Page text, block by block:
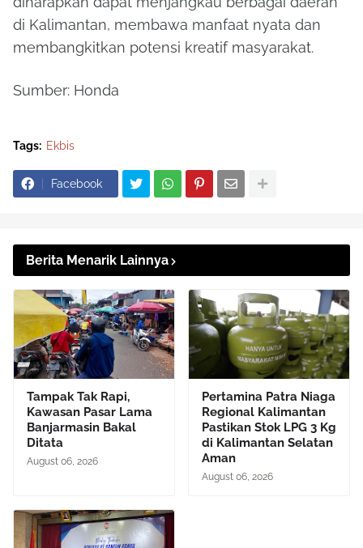
di Kalimantan, membawa manfaat nyata dan
membangkitkan potensi kreatif masyarakat.
Sumber: Honda
Tags: Ekbis
Facebook
Berita Menarik Lainnya
Tampak Tak Rapi,
Kawasan Pasar Lama
Banjarmasin Bakal
Ditata
August 06, 2026
Pertamina Patra Niaga
Regional Kalimantan
Pastikan Stok LPG 3 Kg
di Kalimantan Selatan
Aman
August 06, 2026